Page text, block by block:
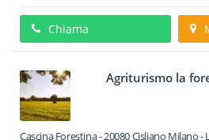
Chiama
Agriturismo la
Cascina Forestina-20080Cisliano Milano -